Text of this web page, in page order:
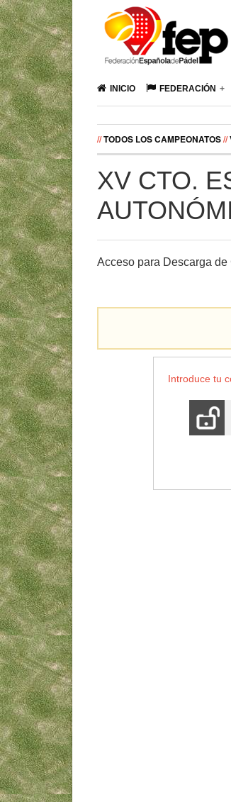
INICIO FEDERACIÓN
//TODOS LOS CAMPEONATOS//
XV CTO.
Acceso para Descarga
Introduce tu